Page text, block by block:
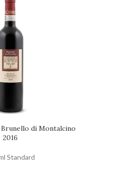
di Montalcino
2016
Standard